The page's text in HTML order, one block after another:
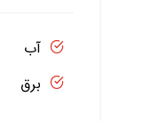
آب
برق